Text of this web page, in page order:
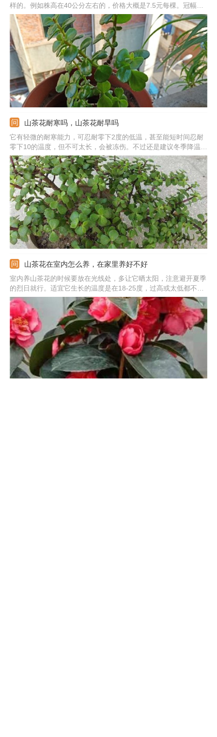
样的。例如株高在40公分左右的，价格大概是7.5元每棵。冠幅在
50公分左右的，每棵是50元左右。若是株高1米，冠幅1米，每棵
大概要140元。养护的越大价格自然就会越贵。另外，价格还受地
区的影响。
山茶花耐寒吗，山茶花耐旱吗
它有轻微的耐寒能力，可忍耐零下2度的低温，甚至能短时间忍耐
零下10的温度，但不可太长，会被冻伤。不过还是建议冬季降温后
移到室内管理，特别是北方地区。此外，想要它安全过冬，还要注
意浇水，光照和施肥方面，提供的环境适宜，不仅可安全度过，还
可开花。
山茶花在室内怎么养，在家里养好不好
室内养山茶花的时候要放在光线处，多让它晒太阳，注意避开夏季
的烈日就行。适宜它生长的温度是在18-25度，过高或太低都不
好，注意夏冬季要控温。它喜湿，平时要勤浇水。不过冬季低温要
适当控水，水大会影响开花，生长。此外，还要注意多通风，勤开
窗户，不能提供闷热，空气不流通的环境。